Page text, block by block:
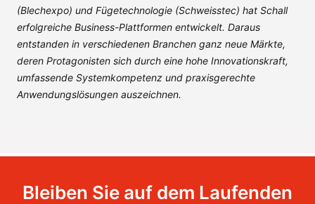
(Blechexpo) und Fügetechnologie (Schweisstec) hat Schall
erfolgreiche Business-Plattformen entwickelt. Daraus
entstanden in verschiedenen Branchen ganz neue Märkte,
deren Protagonisten sich durch eine hohe Innovationskraft,
umfassende Systemkompetenz und praxisgerechte
Anwendungslösungen auszeichnen.
Bleiben Sie auf dem Laufenden